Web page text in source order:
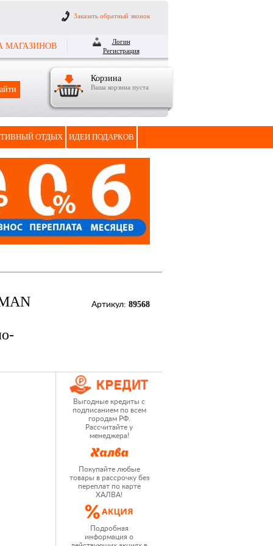
Заказать обратный звонок
МАГАЗИНОВ
Логин
Регистрация
Корзина
Ваша корзина пуста
ОТДЫХ ИДЕИ ПОДАРКОВ
Артикул: 89568
Выгодные кредиты с
подписанием по всем
городам РФ.
Рассчитайте у
менеджера!
Покупайте любые
товары в рассрочку без
переплат по карте
ХАЛВА!
Подробная
информация о